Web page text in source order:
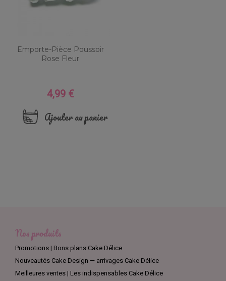
Emporte-Pièce Poussoir
Rose Fleur
Prix
4,99 €
Ajouter au panier
Nos produits
Promotions | Bons plans Cake Délice
Nouveautés Cake Design — arrivages Cake Délice
Meilleures ventes | Les indispensables Cake Délice